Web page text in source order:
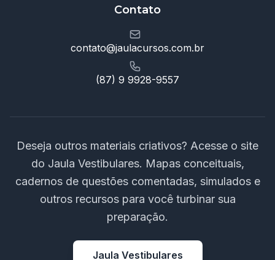
Contato
contato@jaulacursos.com.br
(87) 9 9928-9557
Deseja outros materiais criativos? Acesse o site
do Jaula Vestibulares. Mapas conceituais,
cadernos de questões comentadas, simulados e
outros recursos para você turbinar sua
preparação.
Jaula Vestibulares